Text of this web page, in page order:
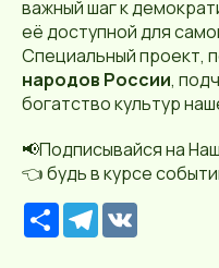
важный шаг к
её доступной для
Специальный проект,
народов России,
богатство культур
📢Подписывайся на Наш
👈 будь в курсе
Р
е
T
e